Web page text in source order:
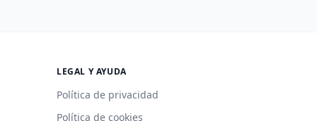
LEGAL Y AYUDA
Política de privacidad
Política de cookies